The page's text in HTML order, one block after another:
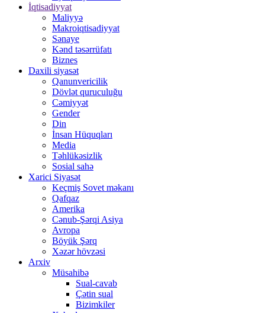
İqtisadiyyat
Maliyyə
Makroiqtisadiyyat
Sənaye
Kənd təsərrüfatı
Biznes
Daxili siyasət
Qanunvericilik
Dövlət quruculuğu
Cəmiyyət
Gender
Din
İnsan Hüquqları
Media
Təhlükəsizlik
Sosial sahə
Xarici Siyasət
Keçmiş Sovet məkanı
Qafqaz
Amerika
Cənub-Şərqi Asiya
Avropa
Böyük Şərq
Xəzər hövzəsi
Arxiv
Müsahibə
Sual-cavab
Çətin sual
Bizimkiler